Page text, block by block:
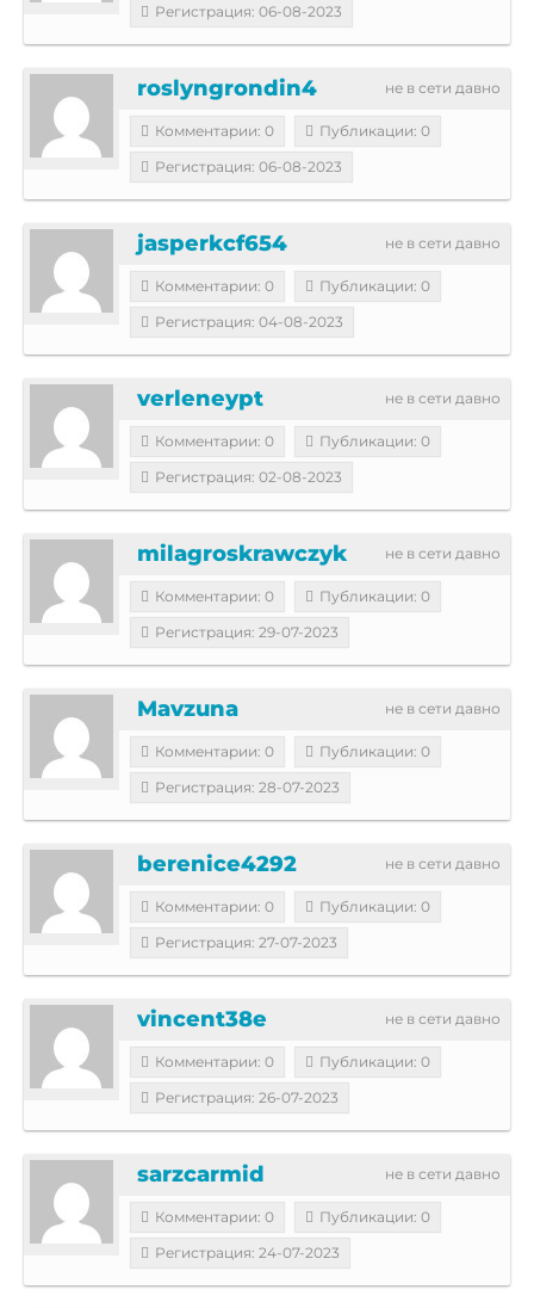
Регистрация: 06-08-2023
не в сети давно
roslyngrondin4
Комментарии: 0
Публикации: 0
Регистрация: 06-08-2023
не в сети давно
jasperkcf654
Комментарии: 0
Публикации: 0
Регистрация: 04-08-2023
не в сети давно
verleneypt
Комментарии: 0
Публикации: 0
Регистрация: 02-08-2023
не в сети давно
milagroskrawczyk
Комментарии: 0
Публикации: 0
Регистрация: 29-07-2023
не в сети давно
Mavzuna
Комментарии: 0
Публикации: 0
Регистрация: 28-07-2023
не в сети давно
berenice4292
Комментарии: 0
Публикации: 0
Регистрация: 27-07-2023
не в сети давно
vincent38e
Комментарии: 0
Публикации: 0
Регистрация: 26-07-2023
не в сети давно
sarzcarmid
Комментарии: 0
Публикации: 0
Регистрация: 24-07-2023